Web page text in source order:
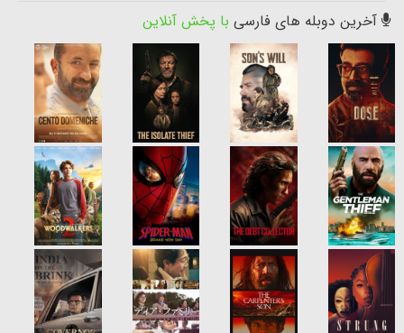
آخرین دوبله های فارسی با پخش آنلاین